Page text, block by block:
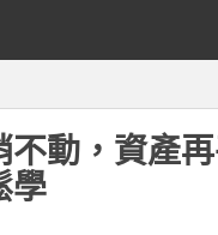
不動，資產
學